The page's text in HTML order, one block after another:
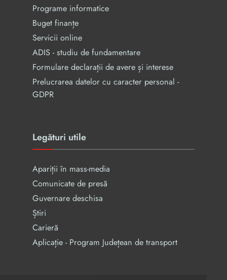
Programe informatice
Buget finanțe
Servicii online
ADIS - studiu de fundamentare
Formulare declarații de avere și interese
Prelucrarea datelor cu caracter personal -
GDPR
Legături utile
Apariții în mass-media
Comunicate de presă
Guvernare deschisa
Știri
Carieră
Aplicație - Program Județean de transport